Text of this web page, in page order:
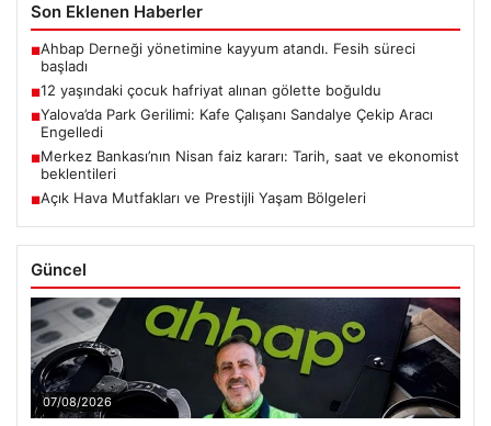
Son Eklenen Haberler
■Ahbap Derneği yönetimine kayyum atandı. Fesih süreci
başladı
■12 yaşındaki çocuk hafriyat alınan gölette boğuldu
■Yalova’da Park Gerilimi: Kafe Çalışanı Sandalye Çekip Aracı
Engelledi
■Merkez Bankası’nın Nisan faiz kararı: Tarih, saat ve ekonomist
beklentileri
■Açık Hava Mutfakları ve Prestijli Yaşam Bölgeleri
Güncel
07/08/2026